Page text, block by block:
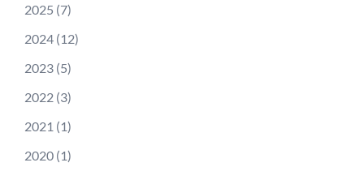
2025 (7)
2024 (12)
2023 (5)
2022 (3)
2021 (1)
2020 (1)